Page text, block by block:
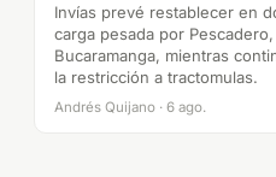
Invías prevé restablecer en
carga pesada por
Bucaramanga, mientras
la restricción a tractomulas.
Andrés Quijano · 6 ago.